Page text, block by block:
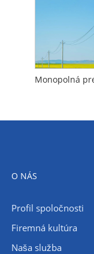
O NÁS
Profil spoločnosti
Firemná kultúra
Naša služba